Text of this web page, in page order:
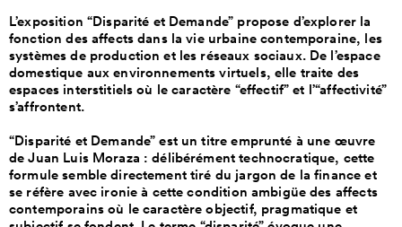
L’exposition “Disparité et Demande” propose d’explorer la
fonction des affects dans la vie urbaine contemporaine, les
systèmes de production et les réseaux sociaux. De l’espace
domestique aux environnements virtuels, elle traite des
espaces interstitiels où le caractère “effectif” et l’“affectivité”
s’affrontent.
“Disparité et Demande” est un titre emprunté à une œuvre
de Juan Luis Moraza : délibérément technocratique, cette
formule semble directement tiré du jargon de la finance et
se réfère avec ironie à cette condition ambigüe des affects
contemporains où le caractère objectif, pragmatique et